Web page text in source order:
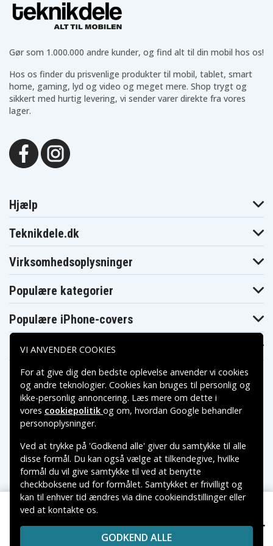
SEA DOO
Wake 155 / 170 / Pro 230 (2018–2026)
Spark TRIXX (2018–2020)
Spark 900 HO ACE / 900 ACE (2014–2023)
RXP-X 300 (2017–2023)
GTX / RXP / RXT-serien inkl. RXT X 325 (2016–2026)
GTI / GTR / GTS / GTX / RXP / RXT / Wake / Spark-serien
GTI 90 / 130 / 155, GTS 90, GTR 230 (2018–2019)
GTR 230 / 300 (–2026)
RXT X 325 (2024–)
Explorer Pro 170 / 230 (–2026)
KAWASAKI
Ultra 310-serien (2007–2024)
SX-R (–2024)
STX 160 / 160X / 160LX (2020–2024)
JT 1500-serien (2004–2018)
STX-15F (–2020)
Ultra LX / 250X / 260(L)X / 300(L)X (2007–2019)
STX-R / STX / ZXi / STS / SXi Pro / Ultra150 / Ultra130
Jet Ski 800 SX-R (2003–2014)
JV1500 / JW1500 (–2025)
HONDA
AquaTrax F-15 / F-15X (2008–2018)
AquaTrax F/R-12 / F/R-12X (2002–2009)
S.O.S. MARINE
Tide Rider 703 / EP
Snescooter
LYNX
Xterrain-serien inkl. 600R / 850 / 900 ACE Turbo R849 kr.
Gør som 1.000.000 andre kunder, og find alt til din mobil hos os!
Hos os finder du prisvenlige produkter til mobil, tablet, smart
home, gaming, lyd og video og meget mere. Shop trygt og
sikkert med hurtig levering, vi sender varer direkte fra vores
lager.
Hjælp
Teknikdele.dk
Virksomhedsoplysninger
Populære kategorier
Populære iPhone-covers
Populære Samsung-covers
Betalingsmuligheder
Leveringsmuligheder
Copyright © 2026, Spares Nordic AB
VAREMÆRKER NÆVNT PÅ DETTE WEB TILHØRER DE
RESPEKTIVE VAREMÆRKERS-EJER.
VI ANVENDER COOKIES
For at give dig den bedste oplevelse anvender vi cookies
og andre teknologier. Cookies kan bruges til personlig og
ikke-personlig annoncering. Læs mere om dette i
vores cookiepolitik og om, hvordan Google behandler
personoplysninger.
Ved at trykke på 'Godkend alle' giver du samtykke til alle
disse formål. Du kan også vælge at tilkendegive, hvilke
formål du vil give samtykke til ved at benytte
checkboksene ud for formålet. Samtykket er frivilligt og
kan til enhver tid ændres via dine cookieindstillinger eller
ved at kontakte os.
GODKEND ALLE